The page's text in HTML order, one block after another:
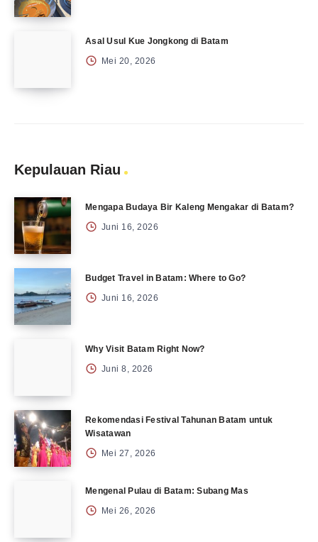
Asal Usul Kue Jongkong di Batam
Mei 20, 2026
Kepulauan Riau
Mengapa Budaya Bir Kaleng Mengakar di Batam?
Juni 16, 2026
Budget Travel in Batam: Where to Go?
Juni 16, 2026
Why Visit Batam Right Now?
Juni 8, 2026
Rekomendasi Festival Tahunan Batam untuk
Wisatawan
Mei 27, 2026
Mengenal Pulau di Batam: Subang Mas
Mei 26, 2026